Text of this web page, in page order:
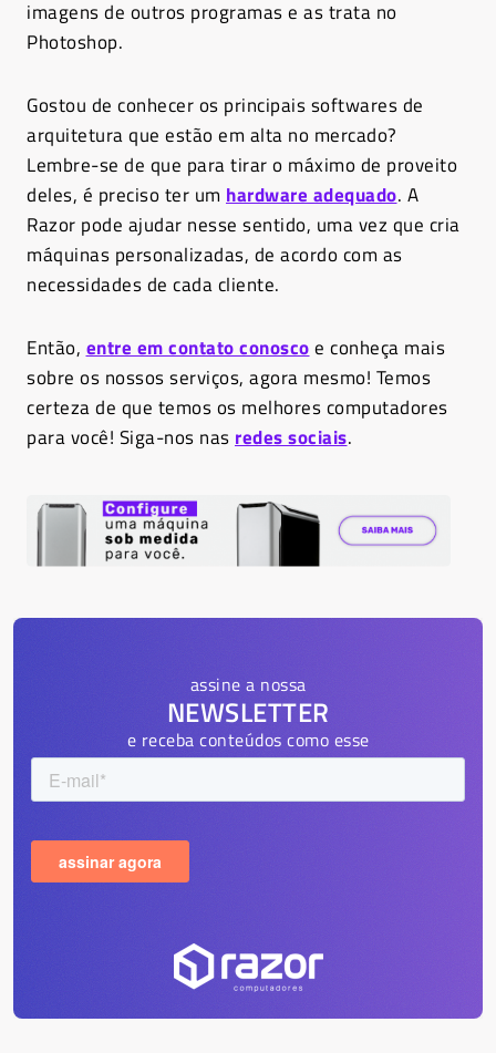
imagens de outros programas e as trata no
Photoshop.
Gostou de conhecer os principais softwares de
arquitetura que estão em alta no mercado?
Lembre-se de que para tirar o máximo de proveito
deles, é preciso ter um hardware adequado. A
Razor pode ajudar nesse sentido, uma vez que cria
máquinas personalizadas, de acordo com as
necessidades de cada cliente.
Então, entre em contato conoscoe conheça mais
sobre os nossos serviços, agora mesmo! Temos
certeza de que temos os melhores computadores
para você! Siga-nos nas redes sociais.
assine a nossa
NEWSLETTER
e receba conteúdos como esse